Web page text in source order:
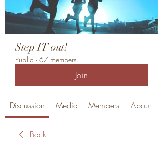
Step IT out!
Public · 67 members
Join
Discussion Media Members About
Back